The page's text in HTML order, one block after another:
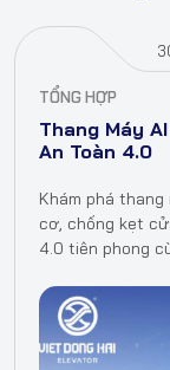
TỔNG HỢP
Thang Máy
An Toàn 4.0
Khám phá
cơ, chống kẹt
4.0 tiên phong